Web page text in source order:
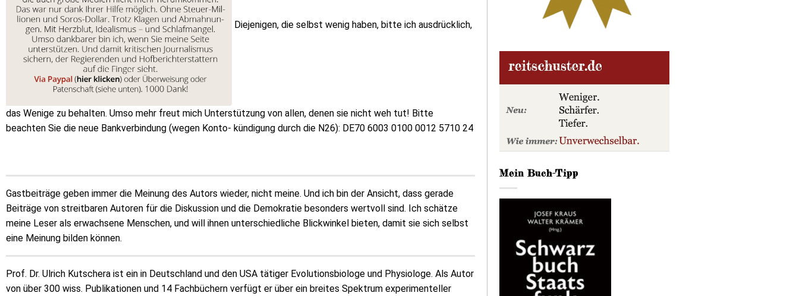
Diejenigen, die selbst wenig haben, bitte ich ausdrücklich,
das Wenige zu behalten. Umso mehr freut mich Unterstützung von allen, denen sie nicht weh tut! Bitte
beachten Sie die neue Bankverbindung (wegen Konto- kündigung durch die N26): DE70 6003 0100 0012 5710 24
Gastbeiträge geben immer die Meinung des Autors wieder, nicht meine. Und ich bin der Ansicht, dass gerade
Beiträge von streitbaren Autoren für die Diskussion und die Demokratie besonders wertvoll sind. Ich schätze
meine Leser als erwachsene Menschen, und will ihnen unterschiedliche Blickwinkel bieten, damit sie sich selbst
eine Meinung bilden können.
Prof. Dr. Ulrich Kutschera ist ein in Deutschland und den USA tätiger Evolutionsbiologe und Physiologe. Als Autor
von über 300 wiss. Publikationen und 14 Fachbüchern verfügt er über ein breites Spektrum experimenteller
Mein Buch-Tipp